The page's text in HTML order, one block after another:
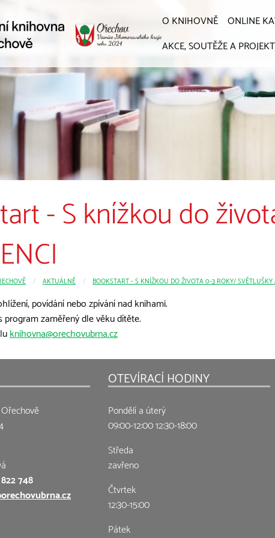
O KNIHOVNĚ ONLINE
AKCE, SOUTĚŽE A
- S knížkou do
CURRENT:
AKTUÁLNĚ BOOKSTART - S KNÍŽKOU DO ŽIVOTA 0-3 ROKY/ SVĚTLUŠKY
povídání nebo zpívání nad knihami.
program zaměřený dle věku dítěte.
knihovna@orechovubrna.cz
748
OTEVÍRACÍ HODINY
Pondělí a úterý
09:00-12:00 12:30-18:00
Středa
zavřeno
Čtvrtek
12:30-15:00
Pátek